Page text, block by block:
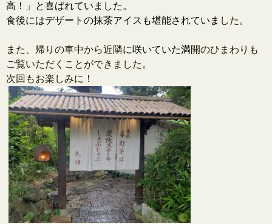
高！」
と喜ばれていました。
食後にはデザートの抹茶アイスも堪能されていま した。
また、帰りの車中から近隣に咲いていた満開のひまわりも
ご覧いただくことができました。
次回もお楽しみに！